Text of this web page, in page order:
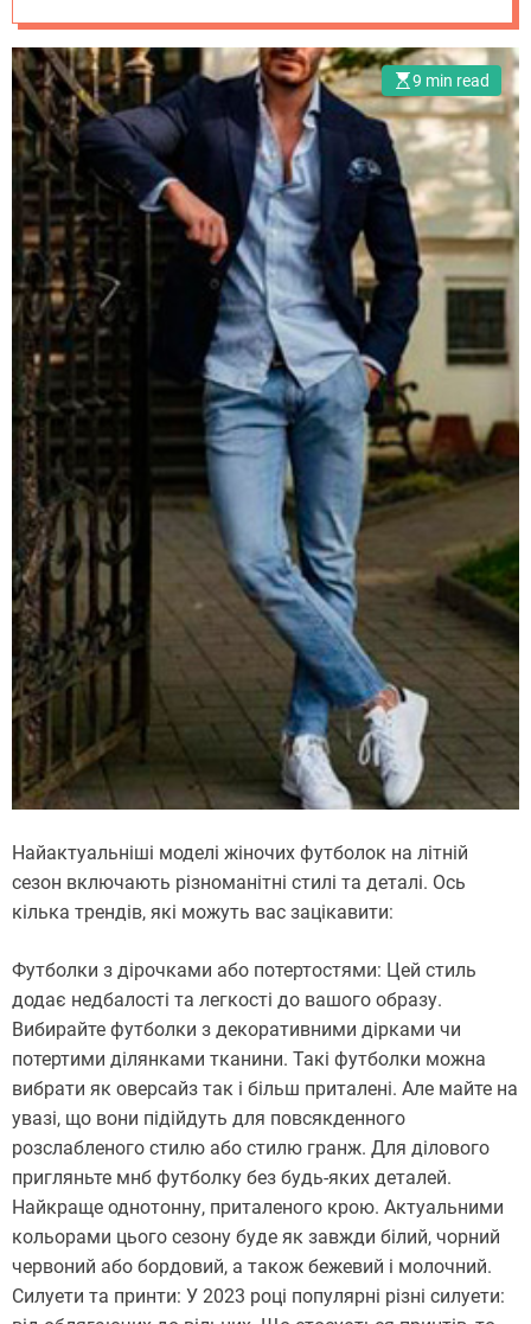
9 min read
Найактуальніші моделі жіночих футболок на літній
сезон включають різноманітні стилі та деталі. Ось
кілька трендів, які можуть вас зацікавити:
Футболки з дірочками або потертостями: Цей стиль
додає недбалості та легкості до вашого образу.
Вибирайте футболки з декоративними дірками чи
потертими ділянками тканини. Такі футболки можна
вибрати як оверсайз так і більш приталені. Але майте на
увазі, що вони підійдуть для повсякденного
розслабленого стилю або стилю гранж. Для ділового
пригляньте мнб футболку без будь-яких деталей.
Найкраще однотонну, приталеного крою. Актуальними
кольорами цього сезону буде як завжди білий, чорний
червоний або бордовий, а також бежевий і молочний.
Силуети та принти: У 2023 році популярні різні силуети: